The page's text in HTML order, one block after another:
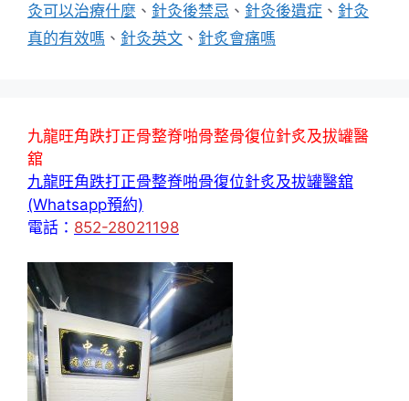
灸可以治療什麼 、 針灸後禁忌 、 針灸後遺症 、 針灸
真的有效嗎 、 針灸英文 、 針炙會痛嗎
九龍旺角跌打正骨整脊啪骨整骨復位針炙及拔罐醫
舘
九龍旺角跌打正骨整脊啪骨復位針炙及拔罐醫舘
(Whatsapp預約)
電話： 852-28021198